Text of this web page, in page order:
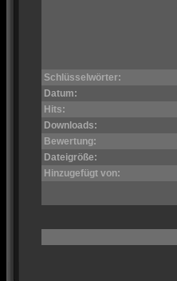
Schlüsselwörter:
Datum:
Hits:
Downloads:
Bewertung:
Dateigröße:
Hinzugefügt von: